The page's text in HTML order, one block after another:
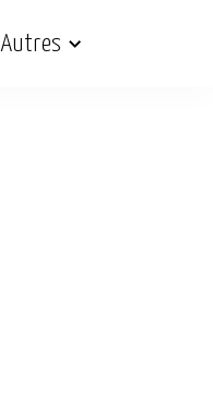
Autres